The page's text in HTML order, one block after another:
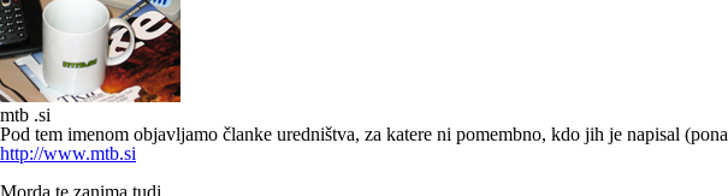
mtb .si
Pod tem imenom objavljamo članke uredništva, za katere ni pomembno, kdo jih je napisal
http://www.mtb.si
Morda te zanima tudi